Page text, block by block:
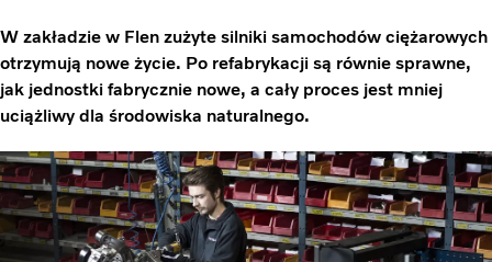
O nas
Volvo Truck Builder
Kontakt
W zakładzie w Flen zużyte silniki samochodów ciężarowych
otrzymują nowe życie. Po refabrykacji są równie sprawne,
jak jednostki fabrycznie nowe, a cały proces jest mniej
uciążliwy dla środowiska naturalnego.